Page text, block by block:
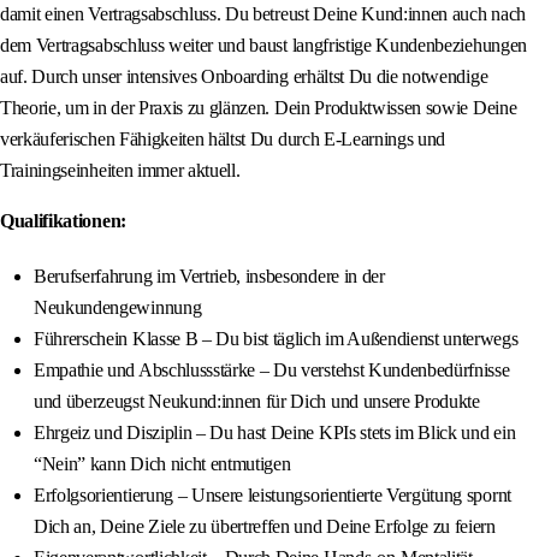
damit einen Vertragsabschluss. Du betreust Deine Kund:innen auch nach
dem Vertragsabschluss weiter und baust langfristige Kundenbeziehungen
auf. Durch unser intensives Onboarding erhältst Du die notwendige
Theorie, um in der Praxis zu glänzen. Dein Produktwissen sowie Deine
verkäuferischen Fähigkeiten hältst Du durch E-Learnings und
Trainingseinheiten immer aktuell.
Qualifikationen:
Berufserfahrung im Vertrieb, insbesondere in der
Neukundengewinnung
Führerschein Klasse B – Du bist täglich im Außendienst unterwegs
Empathie und Abschlussstärke – Du verstehst Kundenbedürfnisse
und überzeugst Neukund:innen für Dich und unsere Produkte
Ehrgeiz und Disziplin – Du hast Deine KPIs stets im Blick und ein
“Nein” kann Dich nicht entmutigen
Erfolgsorientierung – Unsere leistungsorientierte Vergütung spornt
Dich an, Deine Ziele zu übertreffen und Deine Erfolge zu feiern